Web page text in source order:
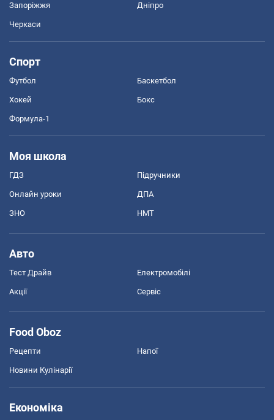
Запоріжжя Дніпро
Черкаси
Спорт
Футбол Баскетбол
Хокей Бокс
Формула-1
Моя школа
ГДЗ Підручники
Онлайн уроки ДПА
ЗНО НМТ
Авто
Тест Драйв Електромобілі
Акції Сервіс
Food Oboz
Рецепти Напої
Новини Кулінарії
Економіка